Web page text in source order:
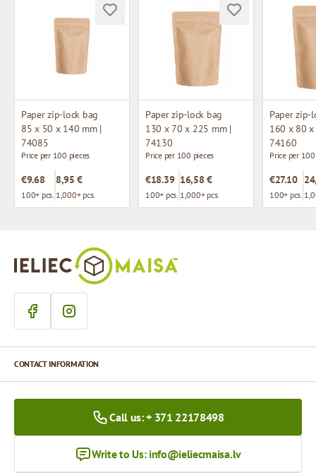
Paper zip-lock bag
85 x 50 x 140 mm |
74085
Price per 100 pieces
€9.68
100+ pcs.
8,95 €
1,000+ pcs.
Paper zip-lock bag
130 x 70 x 225 mm |
74130
Price per 100 pieces
€18.39
100+ pcs.
16,58 €
1,000+ pcs.
Paper zip-
160 x 80
74160
Price per
€27.10
100+ pcs.
CONTACT INFORMATION
Call us: + 371 22178498
Write to Us: info@ieliecmaisa.lv